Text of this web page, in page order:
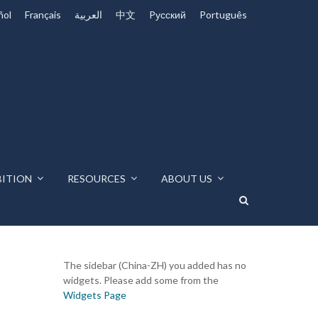
Français العربية 中文 Pусский Português
RESOURCES ABOUT US
The sidebar (China-ZH) you added has no
widgets. Please add some from the
Widgets Page